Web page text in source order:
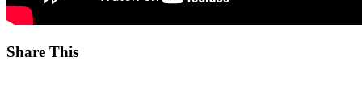
Share This